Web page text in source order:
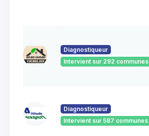
Diagnostiqueur
Intervient sur 292 communes
Diagnostiqueur
Intervient sur 587 communes